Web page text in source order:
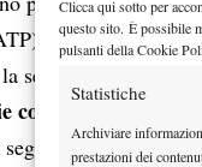
Clicca qui sotto per
questo sito. È possibile
pulsanti della Cookie
Statistiche
Archiviare
prestazioni dei
che accede alla
settimana tunisina
consecutive come
seguitecinque